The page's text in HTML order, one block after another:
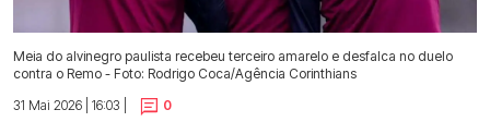
Meia do alvinegro paulista recebeu terceiro amarelo e desfalca no duelo
contra o Remo - Foto: Rodrigo Coca/Agência Corinthians
31 Mai 2026 | 16:03 |
0